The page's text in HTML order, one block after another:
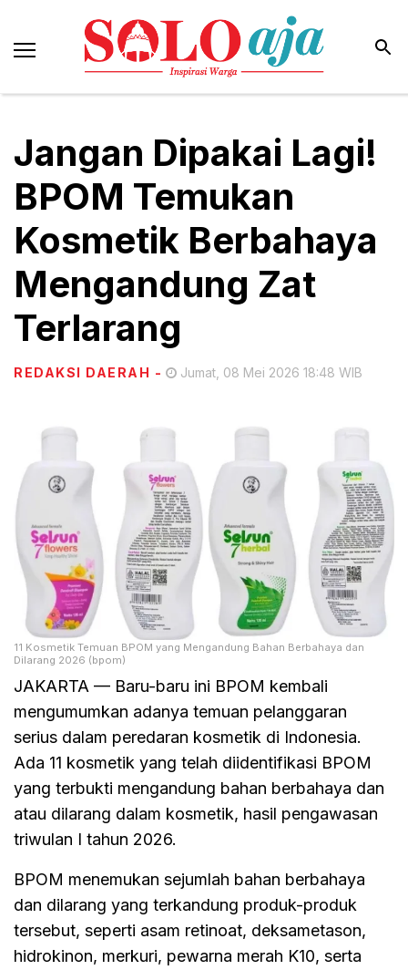
Jangan Dipakai Lagi!
BPOM Temukan
Kosmetik Berbahaya
Mengandung Zat
Terlarang
REDAKSI DAERAH - Jumat, 08 Mei 2026 18:48 WIB
11 Kosmetik Temuan BPOM yang Mengandung Bahan Berbahaya dan
Dilarang 2026 (bpom)
JAKARTA — Baru-baru ini BPOM kembali
mengumumkan adanya temuan pelanggaran
serius dalam peredaran kosmetik di Indonesia.
Ada 11 kosmetik yang telah diidentifikasi BPOM
yang terbukti mengandung bahan berbahaya dan
atau dilarang dalam kosmetik, hasil pengawasan
triwulan I tahun 2026.
BPOM menemukan sejumlah bahan berbahaya
dan dilarang yang terkandung produk-produk
tersebut, seperti asam retinoat, deksametason,
hidrokinon, merkuri, pewarna merah K10, serta